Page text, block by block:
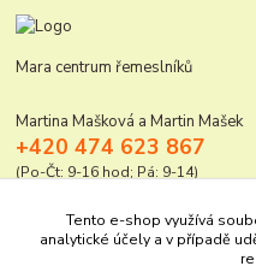
Mara centrum řemeslníků
Martina Mašková a Martin Mašek
+420 474 623 867
(Po-Čt: 9-16 hod; Pá: 9-14)
mara@elektro-naradi.cz
Tento e-shop využívá
analytické účely a v případě